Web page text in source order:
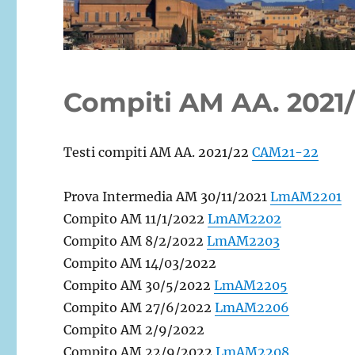
Compiti AM AA.
Testi compiti AM AA. 2021/22CAM21-22
Prova Intermedia AM 30/11/2021LmAM2201
Compito AM 11/1/2022LmAM2202
Compito AM 8/2/2022LmAM2203
Compito AM 14/03/2022
Compito AM 30/5/2022LmAM2205
Compito AM 27/6/2022LmAM2206
Compito AM 2/9/2022
Compito AM 22/9/2022LmAM2208